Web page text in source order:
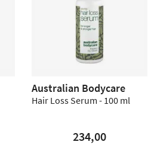
Australian Bodycare
Hair Loss Serum - 100 ml
234,00